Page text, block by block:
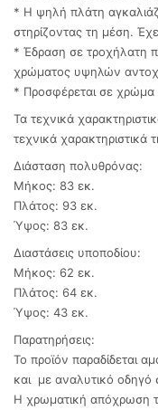
* Η ψηλή πλάτη
στηρίζοντας τη μέση.
* Έδραση σε τροχήλατη
χρώματος υψηλών
* Προσφέρεται σε χρώμα
Τα τεχνικά
τεχνικά χαρακτηριστικά
Διάσταση πολυθρόνας:
Μήκος: 83 εκ.
Πλάτος: 93 εκ.
Ύψος: 83 εκ.
Διαστάσεις υποποδίου:
Μήκος: 62 εκ.
Πλάτος: 64 εκ.
Ύψος: 43 εκ.
Παρατηρήσεις:
Το προϊόν παραδίδεται
και με αναλυτικό
Η χρωματική απόχρωση